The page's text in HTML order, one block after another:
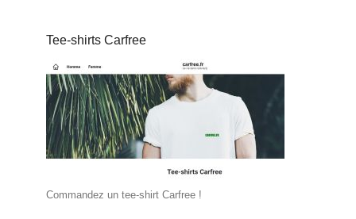
Tee-shirts Carfree
Commandez un tee-shirt Carfree !